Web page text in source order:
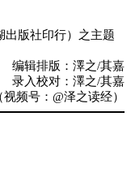
出版社印行）之主题
编辑排版：澤之/其嘉
录入校对：澤之/其嘉
视频号：@泽之读经）